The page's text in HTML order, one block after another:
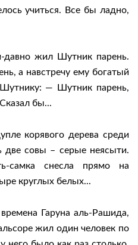
учиться. Все бы ладно,
давно жил Шутник парень.
а навстречу ему богатый
Шутнику: — Шутник парень,
бы...
корявого дерева среди
две совы – серые неясыти.
самка снесла прямо на
круглых белых...
Гаруна аль-Рашида,
жил один человек по